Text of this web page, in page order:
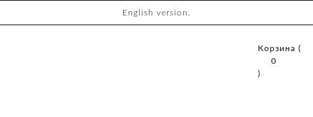
English version.
Корзина (
0
)